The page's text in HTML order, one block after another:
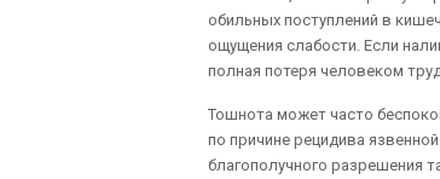
обильных поступлений в
ощущения слабости. Если
полная потеря человеком
Тошнота может часто
по причине рецидива
благополучного разрешения